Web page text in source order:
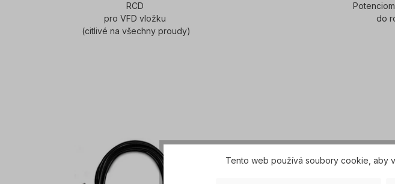
RCD
pro VFD vložku
(citlivé na všechny proudy)
do
Tento web používá soubory cookie, aby